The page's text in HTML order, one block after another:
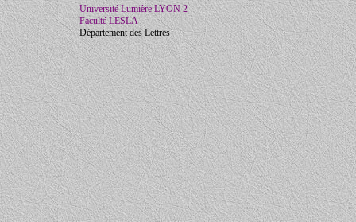
Université Lumière LYON 2
Faculté LESLA
Département des Lettres